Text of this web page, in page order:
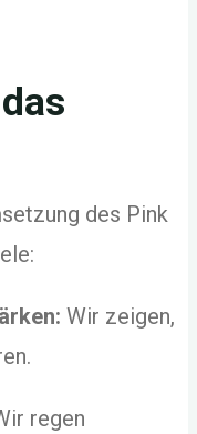
des Pink
Wir zeigen,
regen